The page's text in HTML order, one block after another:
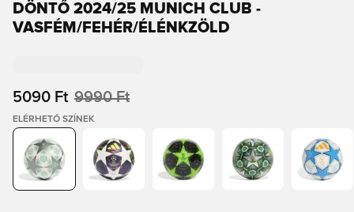
DÖNTŐ 2024/25 MUNICH CLUB -
VASFÉM/FEHÉR/ÉLÉNKZÖLD
5090 Ft 9990 Ft
ELÉRHETŐ SZÍNEK